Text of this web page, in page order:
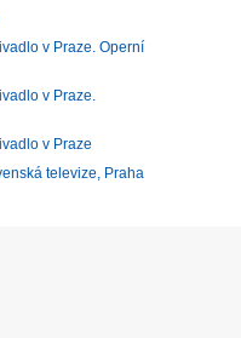
v Praze. Operní
v Praze.
v Praze
televize, Praha